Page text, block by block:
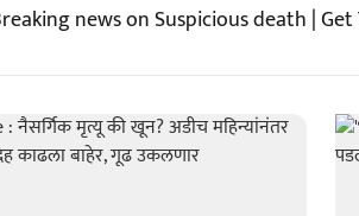
news on Suspicious death |